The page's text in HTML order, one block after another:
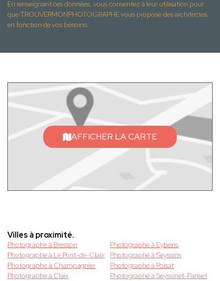
En renseignant ces données, vous consentez à leur utilisation pour
que TROUVERMONPHOTOGRAPHE vous propose des architectes
en fonction de vos besoins.
AFFICHER LA CARTE
Villes à proximité.
Photographe à Bresson
Photographe à Eybens
Photographe à Le Pont-de-Claix
Photographe à Seyssins
Photographe à Champagnier
Photographe à Poisat
Photographe à Claix
Photographe à Seyssinet-Pariset